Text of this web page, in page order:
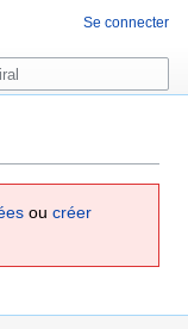
ou créer
Se connecter